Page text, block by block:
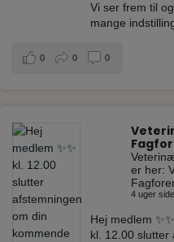
Vi ser frem til
mange
0 0 0
er her:
4 uger
Hej medlem ✨✨
kl. 12.00 slutter